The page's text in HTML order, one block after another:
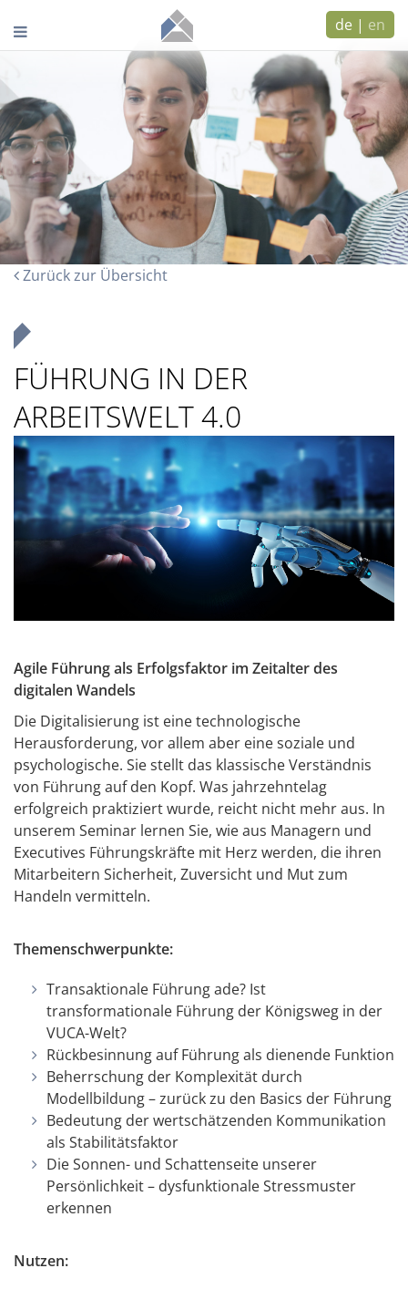
de | en
Zurück zur Übersicht
FÜHRUNG IN DER
ARBEITSWELT 4.0
Agile Führung als Erfolgsfaktor im Zeitalter des
digitalen Wandels
Die Digitalisierung ist eine technologische
Herausforderung, vor allem aber eine soziale und
psychologische. Sie stellt das klassische Verständnis
von Führung auf den Kopf. Was jahrzehntelag
erfolgreich praktiziert wurde, reicht nicht mehr aus. In
unserem Seminar lernen Sie, wie aus Managern und
Executives Führungskräfte mit Herz werden, die ihren
Mitarbeitern Sicherheit, Zuversicht und Mut zum
Handeln vermitteln.
Themenschwerpunkte:
Transaktionale Führung ade? Ist
transformationale Führung der Königsweg in der
VUCA-Welt?
Rückbesinnung auf Führung als dienende Funktion
Beherrschung der Komplexität durch
Modellbildung – zurück zu den Basics der Führung
Bedeutung der wertschätzenden Kommunikation
als Stabilitätsfaktor
Die Sonnen- und Schattenseite unserer
Persönlichkeit – dysfunktionale Stressmuster
erkennen
Nutzen: